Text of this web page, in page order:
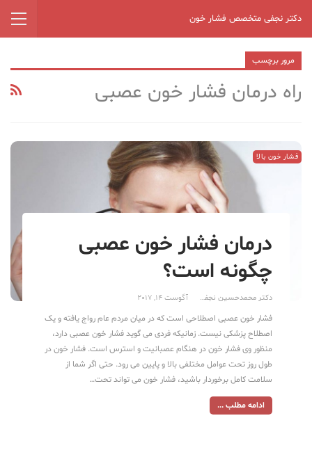
دکتر نجفی متخصص فشار خون
مرور برچسب
راه درمان فشار خون عصبی
فشار خون بالا
درمان فشار خون عصبی
چگونه است؟
دکتر محمدحسین نجفی آگوست 14, 2017
فشار خون عصبی اصطلاحی است که در میان مردم عام رواج یافته و یک
اصطلاح پزشکی نیست. زمانیکه فردی می گوید فشار خون عصبی دارد،
منظور وی فشار خون در هنگام عصبانیت و استرس است. فشار خون در
طول روز تحت عوامل مختلفی بالا و پایین می رود. حتی اگر شما از
سلامت کامل برخوردار باشید، فشار خون می تواند تحت…
ادامه مطلب ...